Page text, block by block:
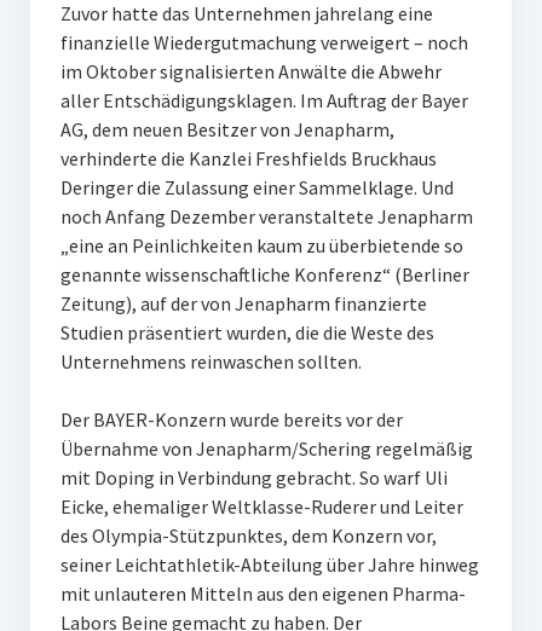
Zuvor hatte das Unternehmen jahrelang eine
finanzielle Wiedergutmachung verweigert – noch
im Oktober signalisierten Anwälte die Abwehr
aller Entschädigungsklagen. Im Auftrag der Bayer
AG, dem neuen Besitzer von Jenapharm,
verhinderte die Kanzlei Freshfields Bruckhaus
Deringer die Zulassung einer Sammelklage. Und
noch Anfang Dezember veranstaltete Jenapharm
„eine an Peinlichkeiten kaum zu überbietende so
genannte wissenschaftliche Konferenz“ (Berliner
Zeitung), auf der von Jenapharm finanzierte
Studien präsentiert wurden, die die Weste des
Unternehmens reinwaschen sollten.
Der BAYER-Konzern wurde bereits vor der
Übernahme von Jenapharm/Schering regelmäßig
mit Doping in Verbindung gebracht. So warf Uli
Eicke, ehemaliger Weltklasse-Ruderer und Leiter
des Olympia-Stützpunktes, dem Konzern vor,
seiner Leichtathletik-Abteilung über Jahre hinweg
mit unlauteren Mitteln aus den eigenen Pharma-
Labors Beine gemacht zu haben. Der